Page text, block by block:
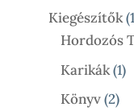
Kiegészítők
Hordozós
Karikák 11
Könyv 22